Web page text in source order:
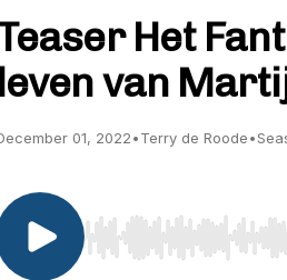
Het
leven van
01, 2022•Terry de Roode•
Use Left/Right to seek,